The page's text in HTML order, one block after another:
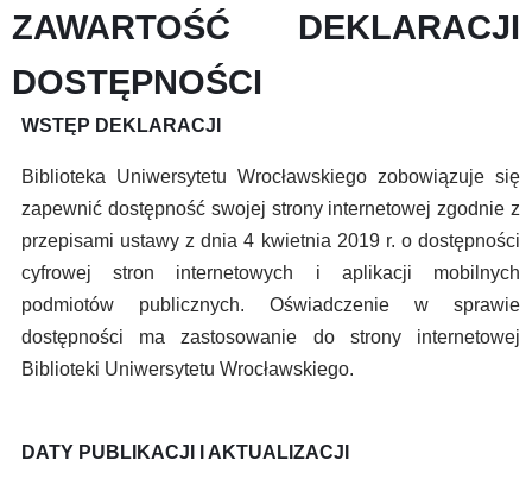
ZAWARTOŚĆ DEKLARACJI
DOSTĘPNOŚCI
WSTĘP DEKLARACJI
Biblioteka Uniwersytetu Wrocławskiego zobowiązuje się
zapewnić dostępność swojej strony internetowej zgodnie z
przepisami ustawy z dnia 4 kwietnia 2019 r. o dostępności
cyfrowej stron internetowych i aplikacji mobilnych
podmiotów publicznych. Oświadczenie w sprawie
dostępności ma zastosowanie do strony internetowej
Biblioteki Uniwersytetu Wrocławskiego.
DATY PUBLIKACJI I AKTUALIZACJI